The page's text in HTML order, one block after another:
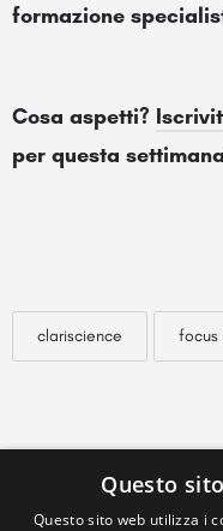
formazione
Cosa aspetti?
per questa
clariscience focus
Questo
Questo sito web utilizza i